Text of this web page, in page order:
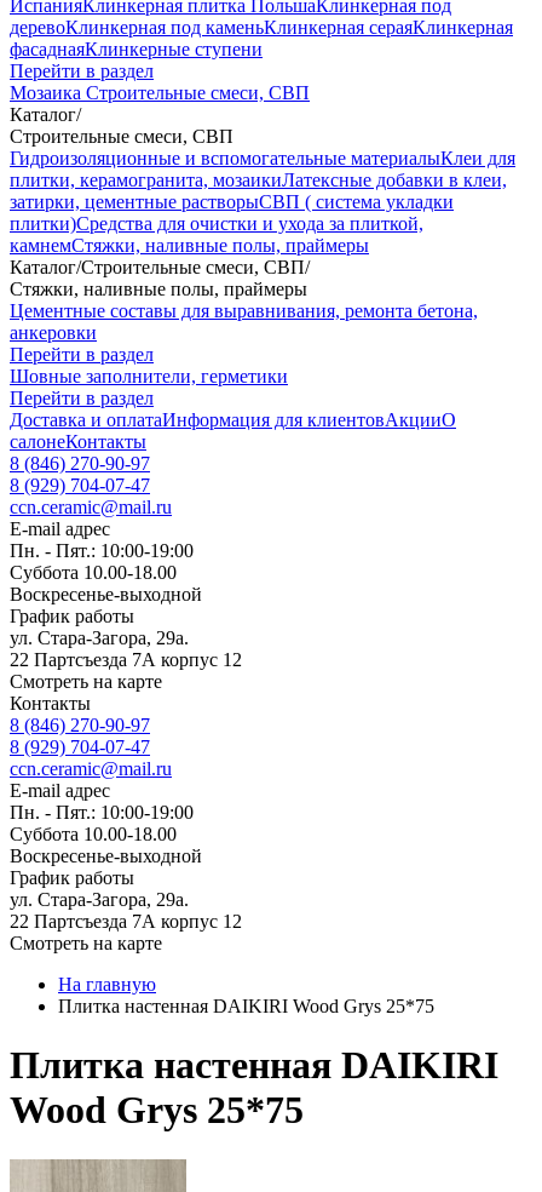
ИспанияКлинкерная плитка ПольшаКлинкерная под
деревоКлинкерная под каменьКлинкерная сераяКлинкерная
фасаднаяКлинкерные ступени
Перейти в раздел
Мозаика Строительные смеси, СВП
Каталог/
Строительные смеси, СВП
Гидроизоляционные и вспомогательные материалыКлеи для
плитки, керамогранита, мозаикиЛатексные добавки в клеи,
затирки, цементные растворыСВП ( система укладки
плитки)Средства для очистки и ухода за плиткой,
камнемСтяжки, наливные полы, праймеры
Каталог/Строительные смеси, СВП/
Стяжки, наливные полы, праймеры
Цементные составы для выравнивания, ремонта бетона,
анкеровки
Перейти в раздел
Шовные заполнители, герметики
Перейти в раздел
Доставка и оплатаИнформация для клиентовАкцииО
салонеКонтакты
8 (846) 270-90-97
8 (929) 704-07-47
ccn.ceramic@mail.ru
E-mail адрес
Пн. - Пят.: 10:00-19:00
Суббота 10.00-18.00
Воскресенье-выходной
График работы
ул. Стара-Загора, 29а.
22 Партсъезда 7А корпус 12
Смотреть на карте
Контакты
8 (846) 270-90-97
8 (929) 704-07-47
ccn.ceramic@mail.ru
E-mail адрес
Пн. - Пят.: 10:00-19:00
Суббота 10.00-18.00
Воскресенье-выходной
График работы
ул. Стара-Загора, 29а.
22 Партсъезда 7А корпус 12
Смотреть на карте
На главную
Плитка настенная DAIKIRI Wood Grys 25*75
Плитка настенная DAIKIRI
Wood Grys 25*75